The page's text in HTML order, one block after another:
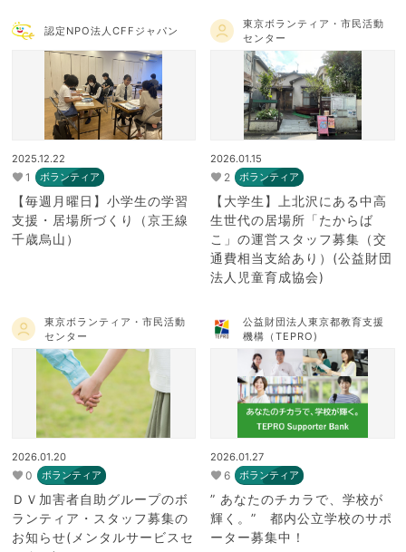
認定NPO法人CFFジャパン
2025.12.22
1 ボランティア
【毎週月曜日】小学生の学習
支援・居場所づくり（京王線
千歳烏山）
東京ボランティア・市民活動
センター
2026.01.15
2 ボランティア
【大学生】上北沢にある中高
生世代の居場所「たからば
こ」の運営スタッフ募集（交
通費相当支給あり）(公益財団
法人児童育成協会)
東京ボランティア・市民活動
センター
2026.01.20
0 ボランティア
ＤＶ加害者自助グループのボ
ランティア・スタッフ募集の
お知らせ(メンタルサービスセ
公益財団法人東京都教育支援
機構（TEPRO)
2026.01.27
6 ボランティア
” あなたのチカラで、学校が
輝く。” 都内公立学校のサポ
ーター募集中！